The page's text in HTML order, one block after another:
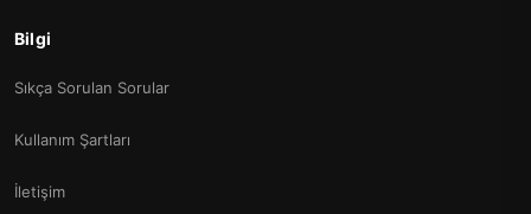
Bilgi
Sıkça Sorulan Sorular
Kullanım Şartları
İletişim